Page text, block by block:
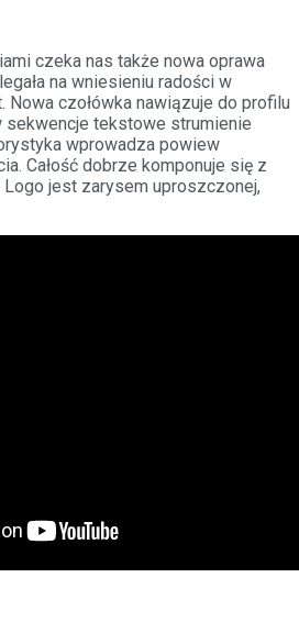
czeka nas także nowa oprawa
na wniesieniu radości w
czołówka nawiązuje do profilu
sekwencje tekstowe strumienie
wprowadza powiew
Całość dobrze komponuje się z
jest zarysem uproszczonej,